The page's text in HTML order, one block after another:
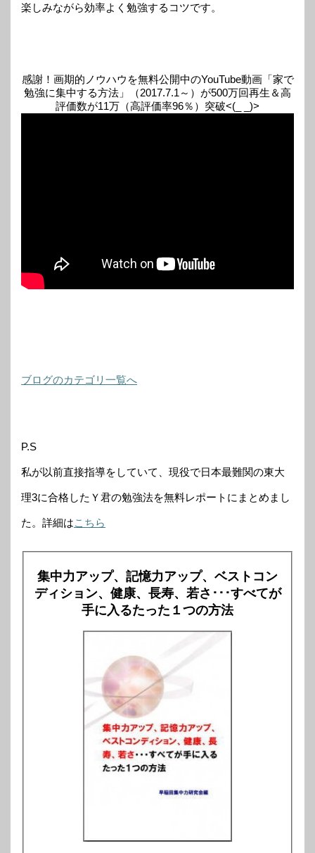
楽しみながら効率よく勉強するコツです。
感謝！画期的ノウハウを無料公開中のYouTube動画「家で
勉強に集中する方法」（2017.7.1～）が500万回再生＆高
評価数が11万（高評価率96％）突破<(_ _)>
ブログのカテゴリ一覧へ
P.S
私が以前直接指導をしていて、現役で日本最難関の東大
理3に合格したＹ君の勉強法を無料レポートにまとめまし
た。詳細はこちら
集中力アップ、記憶力アップ、ベストコン
ディション、健康、長寿、若さ･･･すべてが
手に入るたった１つの方法